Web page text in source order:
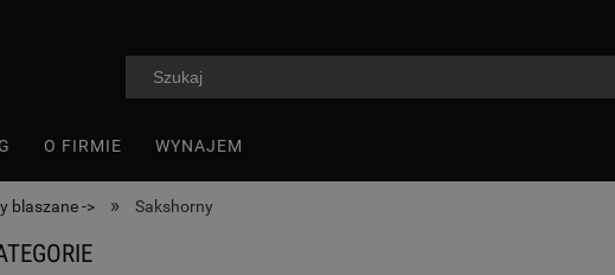
O FIRMIE WYNAJEM
blaszane -> » Sakshorny